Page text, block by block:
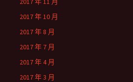
2017 年 10 月
2017 年 8 月
2017 年 7 月
2017 年 4 月
2017 年 3 月